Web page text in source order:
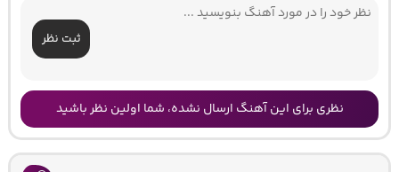
ثبت نظر
نظری برای این آهنگ ارسال نشده، شما اولین نظر باشید